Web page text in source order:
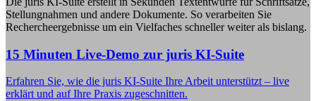
Stellungnahmen und andere Dokumente. So verarbeiten Sie
Rechercheergebnisse um ein Vielfaches schneller weiter als bislang.
15 Minuten Live-Demo zur juris KI-Suite
Erfahren Sie, wie die juris KI-Suite Ihre Arbeit unterstützt – live
erklärt und auf Ihre Praxis zugeschnitten.